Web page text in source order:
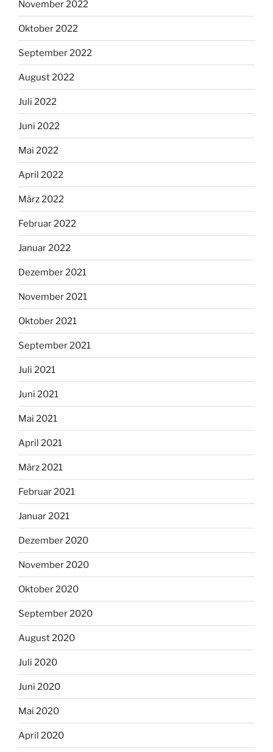
November 2022
Oktober 2022
September 2022
August 2022
Juli 2022
Juni 2022
Mai 2022
April 2022
März 2022
Februar 2022
Januar 2022
Dezember 2021
November 2021
Oktober 2021
September 2021
Juli 2021
Juni 2021
Mai 2021
April 2021
März 2021
Februar 2021
Januar 2021
Dezember 2020
November 2020
Oktober 2020
September 2020
August 2020
Juli 2020
Juni 2020
Mai 2020
April 2020